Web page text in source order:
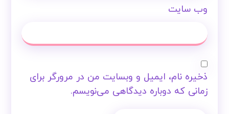
وب‌ سایت
ذخیره نام، ایمیل و وبسایت من در مرورگر برای
زمانی که دوباره دیدگاهی می‌نویسم.